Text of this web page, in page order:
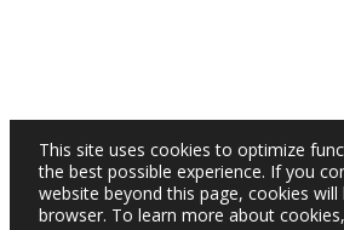
This site uses cookies to optimize
the best possible experience. If you
website beyond this page, cookies
browser. To learn more about cookies,